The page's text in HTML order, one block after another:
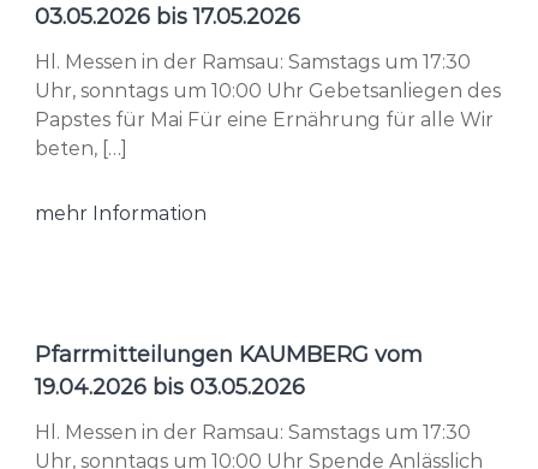
03.05.2026 bis 17.05.2026
Hl. Messen in der Ramsau: Samstags um 17:30
Uhr, sonntags um 10:00 Uhr Gebetsanliegen des
Papstes für Mai Für eine Ernährung für alle Wir
beten, […]
mehr Information
Pfarrmitteilungen KAUMBERG vom
19.04.2026 bis 03.05.2026
Hl. Messen in der Ramsau: Samstags um 17:30
Uhr, sonntags um 10:00 Uhr Spende Anlässlich